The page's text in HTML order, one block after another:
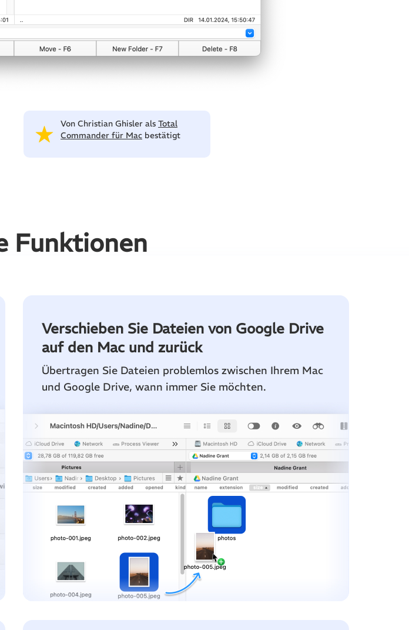
Von Christian Ghisler als Total
Commander für Mac bestätigt
Funktionen
Verschieben Sie Dateien von Google Drive
auf den Mac und zurück
Übertragen Sie Dateien problemlos zwischen Ihrem Mac
und Google Drive, wann immer Sie möchten.